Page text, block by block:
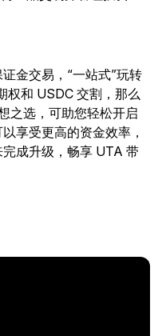
金交易，“一站式”玩转
权和 USDC 交割，那么
之选，可助您轻松开启
享受更高的资金效率，
成升级，畅享 UTA 带